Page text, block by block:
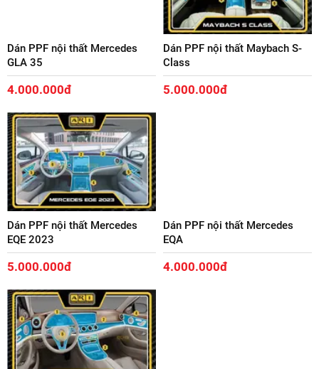
Dán PPF nội thất Mercedes
GLA 35
4.000.000đ
Dán PPF nội thất Maybach S-
Class
5.000.000đ
Dán PPF nội thất Mercedes
EQE 2023
5.000.000đ
Dán PPF nội thất Mercedes
EQA
4.000.000đ